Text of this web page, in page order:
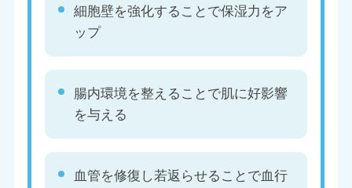
細胞壁を強化することで保湿力をア
ップ
腸内環境を整えることで肌に好影響
を与える
血管を修復し若返らせることで血行